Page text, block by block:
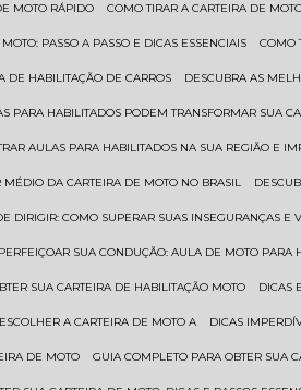
MOTO RÁPIDO COMO TIRAR A CARTEIRA DE
MOTO: PASSO A PASSO E DICAS ESSENCIAIS
DE HABILITAÇÃO DE CARROS DESCUBRA AS
PARA HABILITADOS PODEM TRANSFORMAR SUA
AULAS PARA HABILITADOS NA SUA REGIÃO E
MÉDIO DA CARTEIRA DE MOTO NO BRASIL
DIRIGIR: COMO SUPERAR SUAS INSEGURANÇAS E
SUA CONDUÇÃO: AULA DE MOTO PARA
SUA CARTEIRA DE HABILITAÇÃO MOTO
A CARTEIRA DE MOTO A DICAS
DE MOTO GUIA COMPLETO PARA OBTER SUA